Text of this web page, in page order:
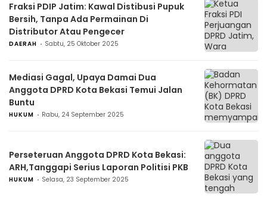
Fraksi PDIP Jatim: Kawal Distibusi Pupuk
Bersih, Tanpa Ada Permainan Di
Distributor Atau Pengecer
DAERAH Sabtu, 25 Oktober 2025
Mediasi Gagal, Upaya Damai Dua
Anggota DPRD Kota Bekasi Temui Jalan
Buntu
HUKUM Rabu, 24 September 2025
Perseteruan Anggota DPRD Kota Bekasi:
ARH,Tanggapi Serius Laporan Politisi PKB
HUKUM Selasa, 23 September 2025